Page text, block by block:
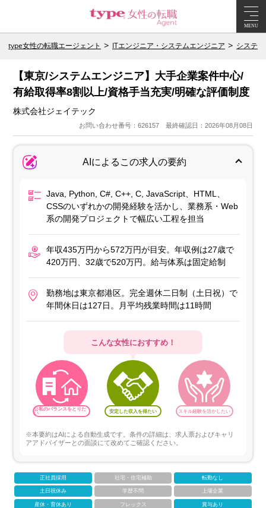
MENU
type女性の転職エージェント ITエンジニア・システムエンジニア システ
【東京/システムエンジニア】大手企業案件中心/
有給取得率8割以上/資格手当充実/明確な評価制度
株式会社ジェイテック
お問い合わせ番号：626157 最終確認日：2026年08月08日
AIによるこの求人の要約
Java, Python, C#, C++, C, JavaScript、HTML、
CSSのいずれかの開発経験を活かし、業務系・Web
系の開発プロジェクトで幅広い工程を担当
年収435万円から572万円が目安。年収例は27歳で
420万円、32歳で520万円。給与体系は固定給制
勤務地は東京都港区。完全週休二日制（土日祝）で
年間休日は127日。月平均残業時間は11時間
こんな女性におすすめ！
公私のバランスをとりた
い 安定した収入を得たい スキル経験を活かしたい
※本要約はAIによる自動生成です。条件の詳細は、求人票およびキャリ
アアドバイザーとの面談にて改めてご確認ください。
正社員採用 社宅・住宅補助 転勤なし
土日祝休み 学歴不問 上場企業
産休・育休あり フレックス 賞与あり